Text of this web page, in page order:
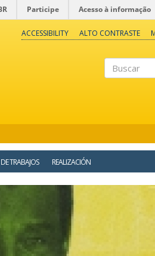
Participe Acesso à informação
ACCESSIBILITY ALTO CONTRASTE
TRABAJOS REALIZACIÓN